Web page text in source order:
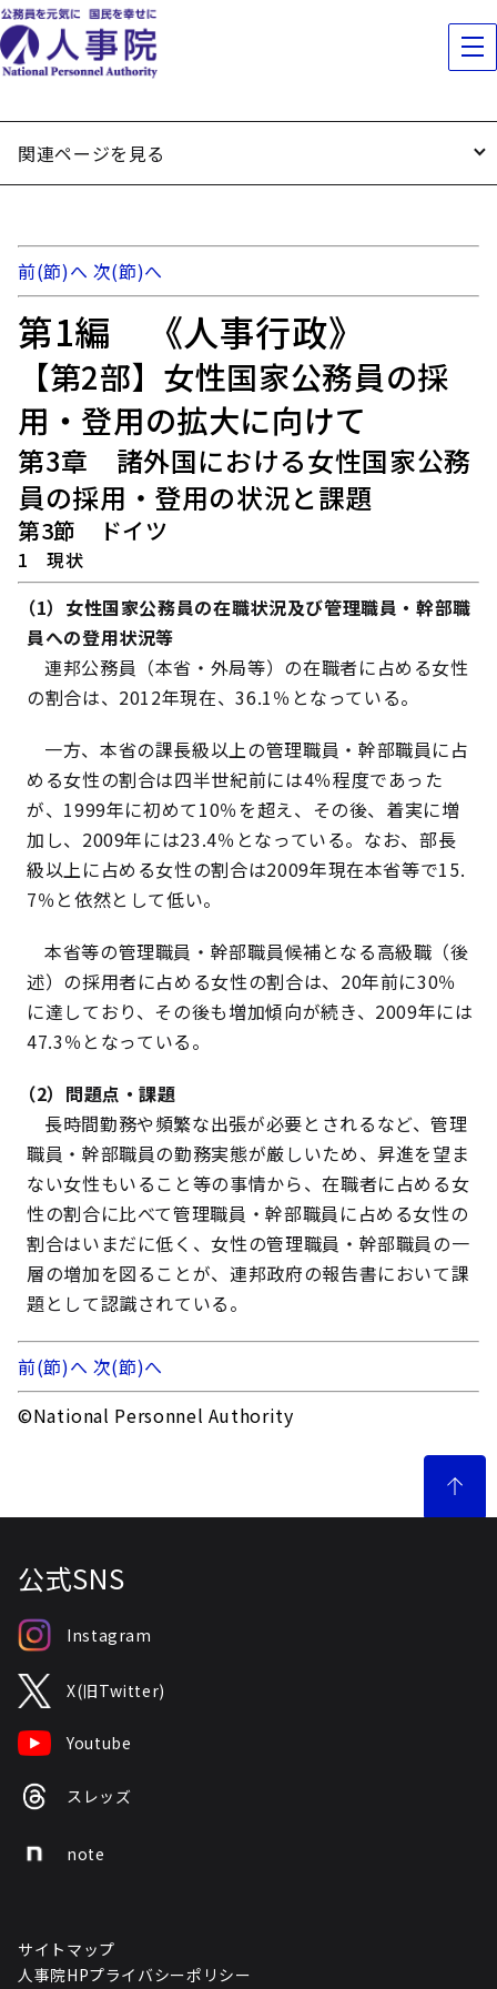
関連ページを見る
前(節)へ 次(節)へ
第1編 《人事行政》
【第2部】女性国家公務員の採
用・登用の拡大に向けて
第3章 諸外国における女性国家公務
員の採用・登用の状況と課題
第3節 ドイツ
1 現状
（1）女性国家公務員の在職状況及び管理職員・幹部職
員への登用状況等
連邦公務員（本省・外局等）の在職者に占める女性
の割合は、2012年現在、36.1％となっている。
一方、本省の課長級以上の管理職員・幹部職員に占
める女性の割合は四半世紀前には4％程度であった
が、1999年に初めて10％を超え、その後、着実に増
加し、2009年には23.4％となっている。なお、部長
級以上に占める女性の割合は2009年現在本省等で15.
7％と依然として低い。
本省等の管理職員・幹部職員候補となる高級職（後
述）の採用者に占める女性の割合は、20年前に30％
に達しており、その後も増加傾向が続き、2009年には
47.3％となっている。
（2）問題点・課題
長時間勤務や頻繁な出張が必要とされるなど、管理
職員・幹部職員の勤務実態が厳しいため、昇進を望ま
ない女性もいること等の事情から、在職者に占める女
性の割合に比べて管理職員・幹部職員に占める女性の
割合はいまだに低く、女性の管理職員・幹部職員の一
層の増加を図ることが、連邦政府の報告書において課
題として認識されている。
前(節)へ 次(節)へ
©National Personnel Authority
公式SNS
Instagram
X(旧Twitter)
Youtube
スレッズ
note
サイトマップ
人事院HPプライバシーポリシー